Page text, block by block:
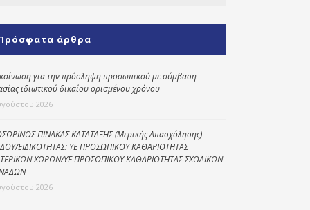
Kοινωνικό
φαρμακείο
Πρόγραμμα
“Βοήθεια στο σπίτι”
Κέντρο Ημερήσιας
Φροντίδας
Ηλικιωμένων
(Κ.Η.Φ.Η.) Πρέβεζας
άρθρα
για την πρόσληψη προσωπικού με σύμβαση
ιδιωτικού δικαίου ορισμένου χρόνου
2026
ΠΙΝΑΚΑΣ ΚΑΤΑΤΑΞΗΣ (Μερικής Απασχόλησης)
ΕΙΔΙΚΟΤΗΤΑΣ: ΥΕ ΠΡΟΣΩΠΙΚΟΥ ΚΑΘΑΡΙΟΤΗΤΑΣ
ΧΩΡΩΝ/ΥΕ ΠΡΟΣΩΠΙΚΟΥ ΚΑΘΑΡΙΟΤΗΤΑΣ ΣΧΟΛΙΚΩΝ
2026